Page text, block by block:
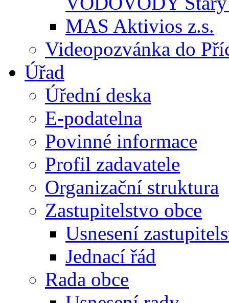
MAS Aktivios z.s.
Videopozvánka do
Úřad
Úřední deska
E-podatelna
Povinné informace
Profil zadavatele
Organizační struktura
Zastupitelstvo obce
Usnesení
Jednací řád
Rada obce